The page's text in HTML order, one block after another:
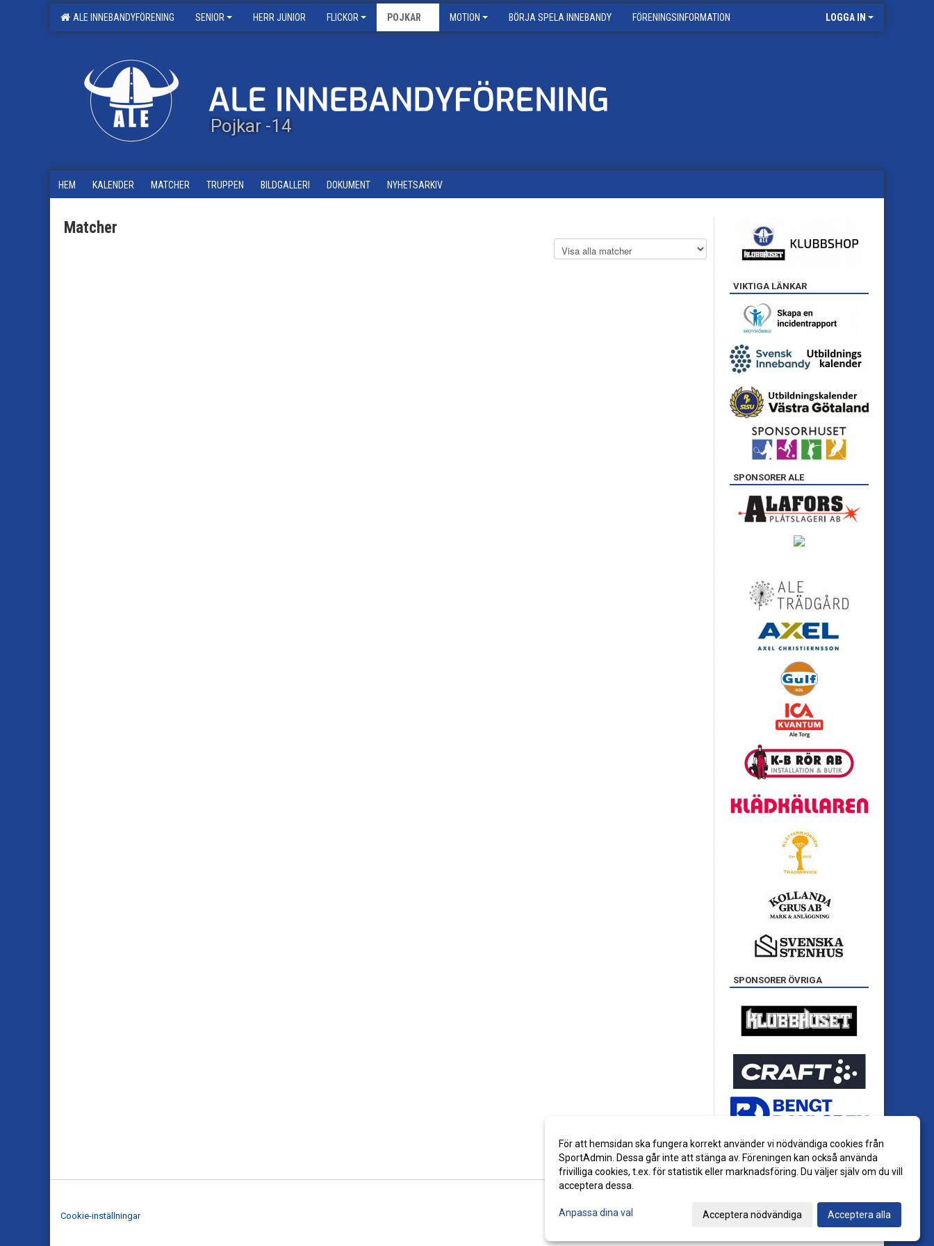
ALE INNEBANDYFÖRENING SENIOR HERR JUNIOR FLICKOR POJKAR MOTION BÖRJA SPELA INNEBANDY FÖRENINGSINFORMATION LOGGA IN
Pojkar -14
HEM KALENDER MATCHER TRUPPEN BILDGALLERI DOKUMENT NYHETSARKIV
Matcher
VIKTIGA LÄNKAR
SPONSORER ALE
SPONSORER ÖVRIGA
Cookie-inställningar
För att hemsidan ska fungera korrekt använder vi nödvändiga cookies från
SportAdmin. Dessa går inte att stänga av. Föreningen kan också använda
frivilliga cookies, t.ex. för statistik eller marknadsföring. Du väljer själv om du vill
acceptera dessa.
Anpassa dina val Acceptera nödvändiga Acceptera alla